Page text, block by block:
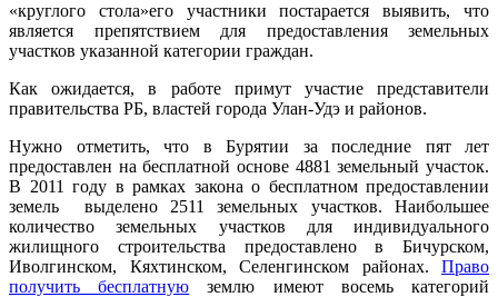
«круглого стола»его участники постарается выявить, что
является препятствием для предоставления земельных
участков указанной категории граждан.
Как ожидается, в работе примут участие представители
правительства РБ, властей города Улан-Удэ и районов.
Нужно отметить, что в Бурятии за последние пят лет
предоставлен на бесплатной основе 4881 земельный участок.
В 2011 году в рамках закона о бесплатном предоставлении
земель выделено 2511 земельных участков. Наибольшее
количество земельных участков для индивидуального
жилищного строительства предоставлено в Бичурском,
Иволгинском, Кяхтинском, Селенгинском районах. Право
получить бесплатную землю имеют восемь категорий